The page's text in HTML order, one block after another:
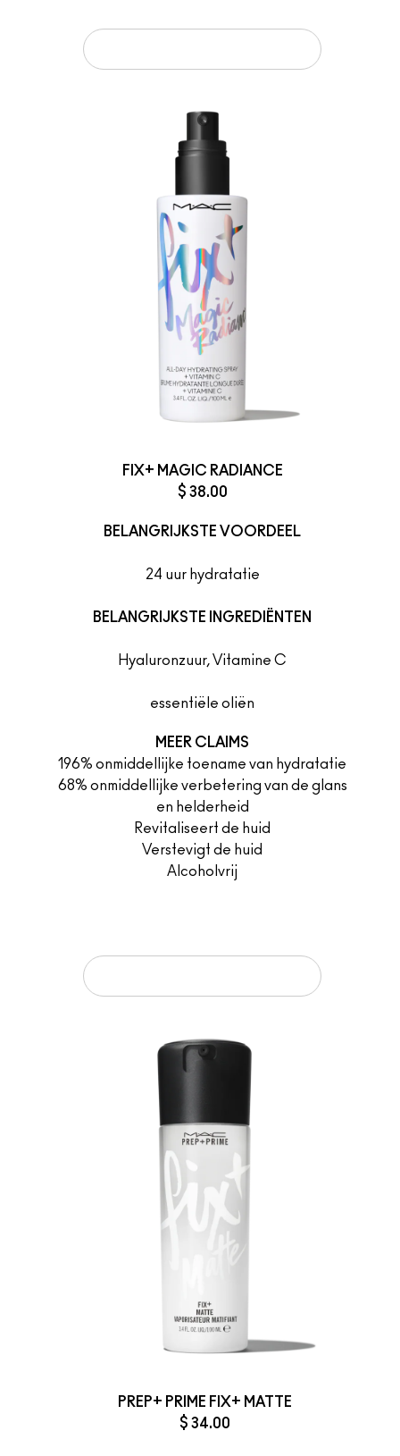
FIX+ MAGIC RADIANCE
$ 38.00
BELANGRIJKSTE VOORDEEL
24 uur hydratatie
BELANGRIJKSTE INGREDIËNTEN
Hyaluronzuur, Vitamine C
essentiële oliën
MEER CLAIMS
196% onmiddellijke toename van hydratatie
68% onmiddellijke verbetering van de glans
en helderheid
Revitaliseert de huid
Verstevigt de huid
Alcoholvrij
PREP+ PRIME FIX+ MATTE
$ 34.00